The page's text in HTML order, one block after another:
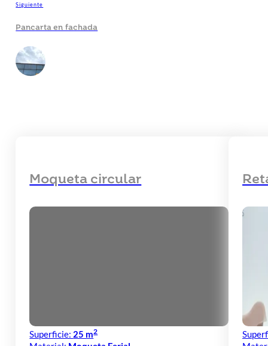
Siguiente
Pancarta en fachada
Moqueta circular
Superficie: 25 m2